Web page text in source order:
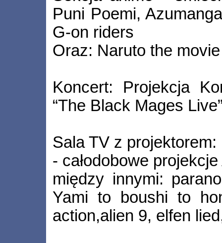
Puni Poemi,
G-on riders
Oraz: Naruto the movie
Koncert: Projekcja
“The Black Mages
Sala TV z projektorem:
- całodobowe
między innymi:
Yami to boushi to
action,alien 9, elfen